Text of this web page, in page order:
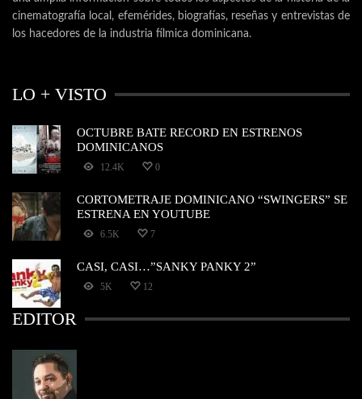
cinematografía local, efemérides, biografías, reseñas y entrevistas de
los hacedores de la industria fílmica dominicana.
LO + VISTO
OCTUBRE BATE RECORD EN ESTRENOS
DOMINICANOS
12.4K 0
CORTOMETRAJE DOMINICANO “SWINGERS” SE
ESTRENA EN YOUTUBE
6.5K 7
CASI, CASI…”SANKY PANKY 2”
5K 12
EDITOR